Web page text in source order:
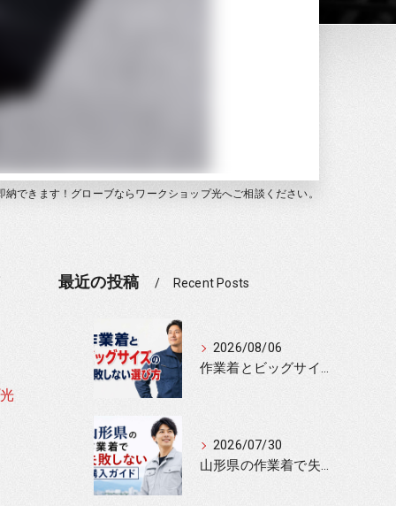
できます！グローブならワークショップ光へご相談ください。
最近の投稿 Recent Posts
2026/08/06
作業着とビッグサイズの失敗しない選び方
2026/07/30
山形県の作業着で失敗しない購入ガイド